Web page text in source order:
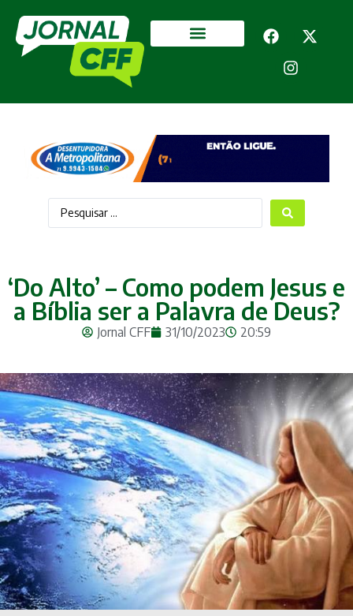
‘Do Alto’ – Como podem Jesus e
a Bíblia ser a Palavra de Deus?
Jornal CFF 31/10/2023 20:59